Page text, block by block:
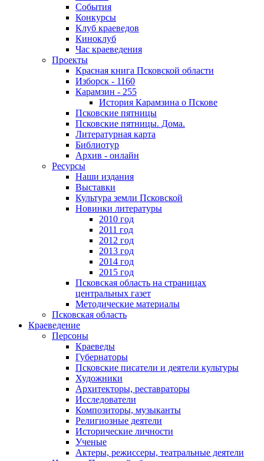
События
Конкурсы
Клуб краеведов
Киноклуб
Час краеведения
Проекты
Красная книга Псковской области
Изборск - 1160
Карамзин - 255
История Карамзина о Пскове
Псковские пятницы
Псковские пятницы. Дома.
Литературная карта
Библиотур
Архив - онлайн
Ресурсы
Наши издания
Выставки
Культура земли Псковской
Новинки литературы
2010 год
2011 год
2012 год
2013 год
2014 год
2015 год
Псковская область на страницах
центральных газет
Методические материалы
Псковская область
Краеведение
Персоны
Краеведы
Губернаторы
Псковские писатели и деятели культуры
Художники
Архитекторы, реставраторы
Исследователи
Композиторы, музыканты
Религиозные деятели
Исторические личности
Ученые
Актеры, режиссеры, театральные деятели